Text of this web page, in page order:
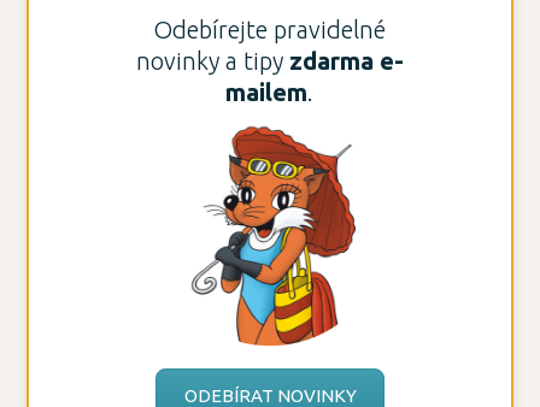
Odebírejte pravidelné
novinky a tipy zdarma e-
mailem.
ODEBÍRAT NOVINKY